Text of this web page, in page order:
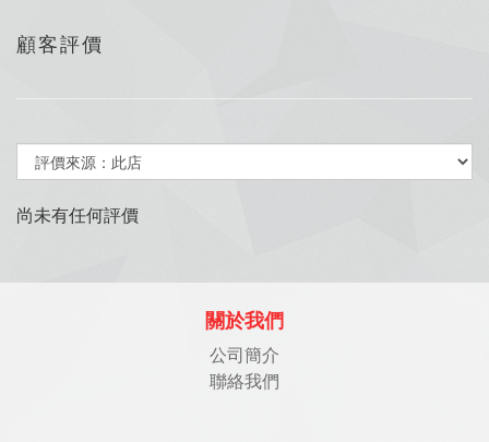
顧客評價
尚未有任何評價
關於我們
公司簡介
聯絡我們